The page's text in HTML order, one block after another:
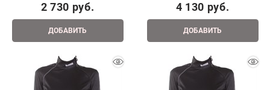
2 730 руб.
ДОБАВИТЬ
4 130 руб.
ДОБАВИТЬ